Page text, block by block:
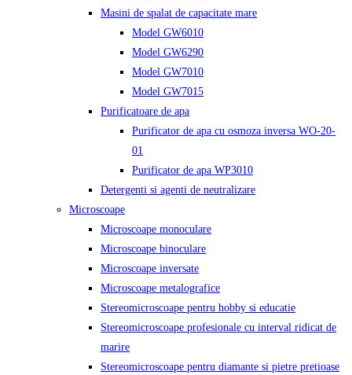
Masini de spalat de capacitate mare
Model GW6010
Model GW6290
Model GW7010
Model GW7015
Purificatoare de apa
Purificator de apa cu osmoza inversa WO-20-
01
Purificator de apa WP3010
Detergenti si agenti de neutralizare
Microscoape
Microscoape monoculare
Microscoape binoculare
Microscoape inversate
Microscoape metalografice
Stereomicroscoape pentru hobby si educatie
Stereomicroscoape profesionale cu interval ridicat de
marire
Stereomicroscoape pentru diamante si pietre pretioase